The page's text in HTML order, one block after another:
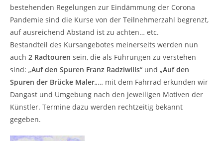
bestehenden Regelungen zur Eindämmung der Corona
Pandemie sind die Kurse von der Teilnehmerzahl begrenzt,
auf ausreichend Abstand ist zu achten… etc.
Bestandteil des Kursangebotes meinerseits werden nun
auch 2 Radtouren sein, die als Führungen zu verstehen
sind: „Auf den Spuren Franz Radziwills“ und „Auf den
Spuren der Brücke Maler„… mit dem Fahrrad erkunden wir
Dangast und Umgebung nach den jeweiligen Motiven der
Künstler. Termine dazu werden rechtzeitig bekannt
gegeben.